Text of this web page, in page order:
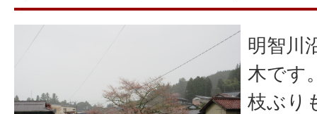
明智川
木です
枝ぶり